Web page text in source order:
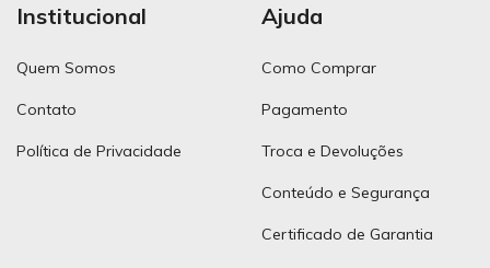
Institucional
Quem Somos
Contato
Política de Privacidade
Ajuda
Como Comprar
Pagamento
Troca e Devoluções
Conteúdo e Segurança
Certificado de Garantia